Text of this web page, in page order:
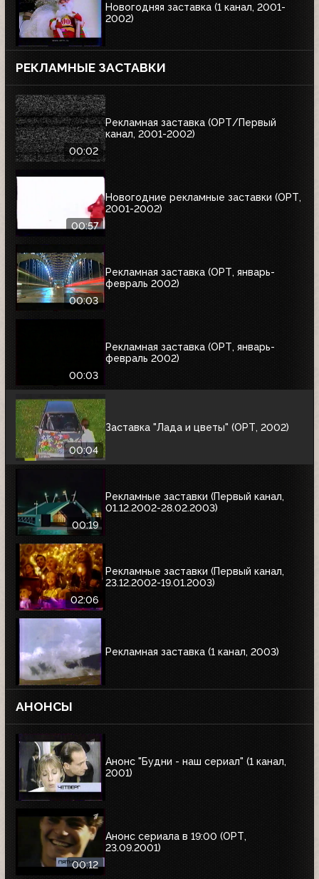
Новогодняя заставка (1 канал, 2001-
2002)
РЕКЛАМНЫЕ ЗАСТАВКИ
00:02
Рекламная заставка (ОРТ/Первый
канал, 2001-2002)
00:57
Новогодние рекламные заставки (ОРТ,
2001-2002)
00:03
Рекламная заставка (ОРТ, январь-
февраль 2002)
00:03
Рекламная заставка (ОРТ, январь-
февраль 2002)
00:04
Заставка "Лада и цветы" (ОРТ, 2002)
00:19
Рекламные заставки (Первый канал,
01.12.2002-28.02.2003)
02:06
Рекламные заставки (Первый канал,
23.12.2002-19.01.2003)
Рекламная заставка (1 канал, 2003)
АНОНСЫ
Анонс "Будни - наш сериал" (1 канал,
2001)
00:12
Анонс сериала в 19:00 (ОРТ,
23.09.2001)